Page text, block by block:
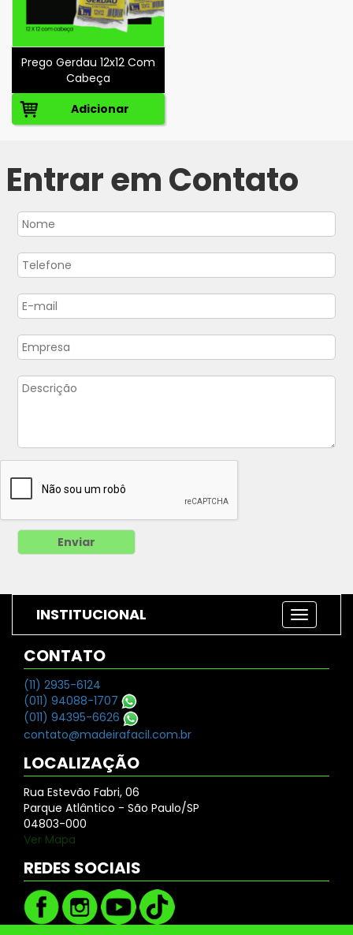
Prego Gerdau 12x12 Com
Cabeça
Adicionar
Entrar em Contato
INSTITUCIONAL
CONTATO
(11) 2935-6124
(011) 94088-1707
(011) 94395-6626
contato@madeirafacil.com.br
LOCALIZAÇÃO
Rua Estevão Fabri, 06
Parque Atlântico - São Paulo/SP
04803-000
Ver Mapa
REDES SOCIAIS